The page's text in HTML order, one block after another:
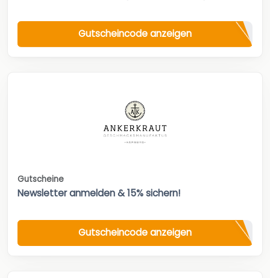
Gutscheincode anzeigen
Gutscheine
Newsletter anmelden & 15% sichern!
Gutscheincode anzeigen